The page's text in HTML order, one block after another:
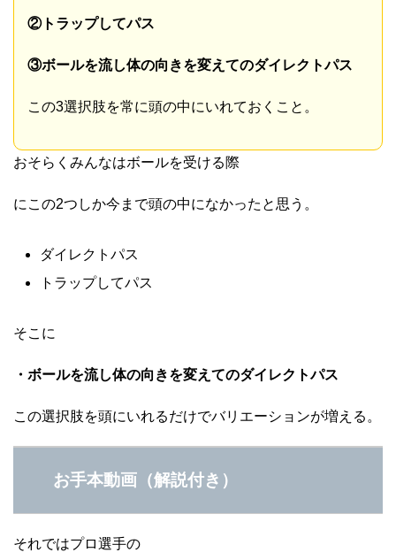
②トラップしてパス
③ボールを流し体の向きを変えてのダイレクトパス
この3選択肢を常に頭の中にいれておくこと。
おそらくみんなはボールを受ける際
にこの2つしか今まで頭の中になかったと思う。
ダイレクトパス
トラップしてパス
そこに
・ボールを流し体の向きを変えてのダイレクトパス
この選択肢を頭にいれるだけでバリエーションが増える。
お手本動画（解説付き）
それではプロ選手の